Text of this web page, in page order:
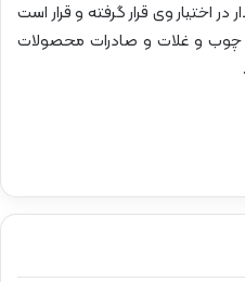
در اختیار وی قرار گرفته و قرار است
گوشت، چوب و غلات و صادرات محصولات